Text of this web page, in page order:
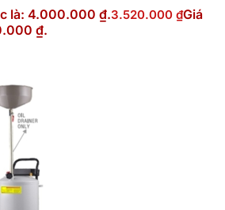
là: 4.000.000 ₫.3.520.000 ₫Giá
₫.